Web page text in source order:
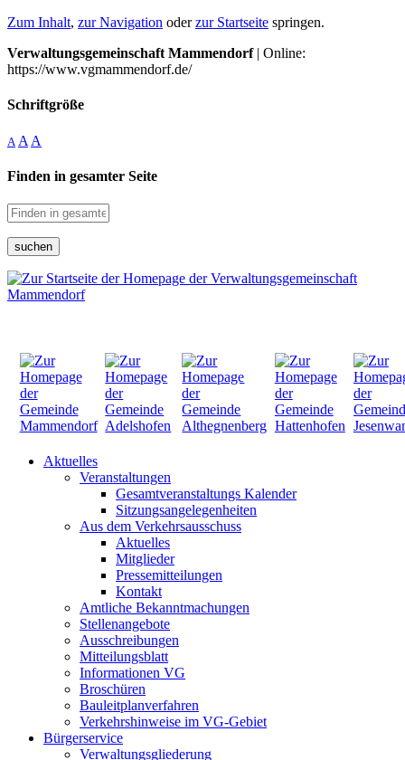
Zum Inhalt, zur Navigation oderzur Startseite springen.
Verwaltungsgemeinschaft Mammendorf| Online:
https://www.vgmammendorf.de/
Schriftgröße
A A A
Finden in gesamter Seite
suchen
Aktuelles
Veranstaltungen
Gesamtveranstaltungs Kalender
Sitzungsangelegenheiten
Aus dem Verkehrsausschuss
Aktuelles
Mitglieder
Pressemitteilungen
Kontakt
Amtliche Bekanntmachungen
Stellenangebote
Ausschreibungen
Mitteilungsblatt
Informationen VG
Broschüren
Bauleitplanverfahren
Verkehrshinweise im VG-Gebiet
Bürgerservice
Verwaltungsgliederung